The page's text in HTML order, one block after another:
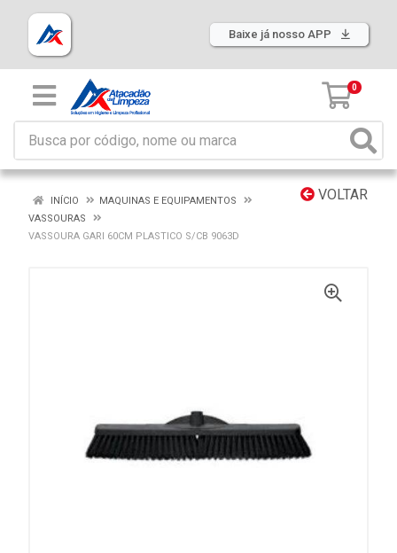
Baixe já nosso APP
0
VOLTAR
INÍCIO
MAQUINAS E EQUIPAMENTOS
VASSOURAS
VASSOURA GARI 60CM PLASTICO S/CB 9063D